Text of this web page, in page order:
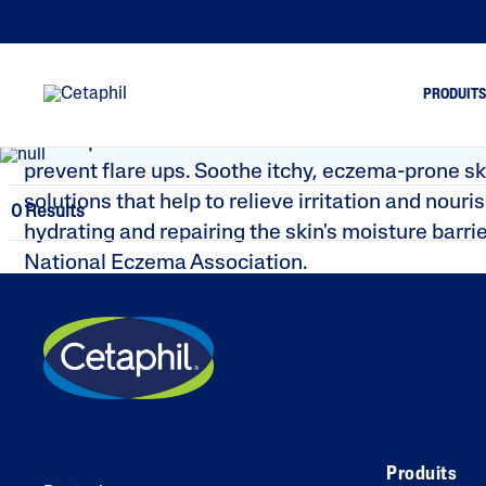
PRODUITS
Nettoyage du visage
Nettoyage du corps
Soin du visage
Soin des mains
a disrupted moisture barrier. Gentle skin care is
prevent flare ups. Soothe itchy, eczema-prone
solutions that help to relieve irritation and
hydrating and repairing the skin's moisture
National Eczema Association.
0 Results
Produits